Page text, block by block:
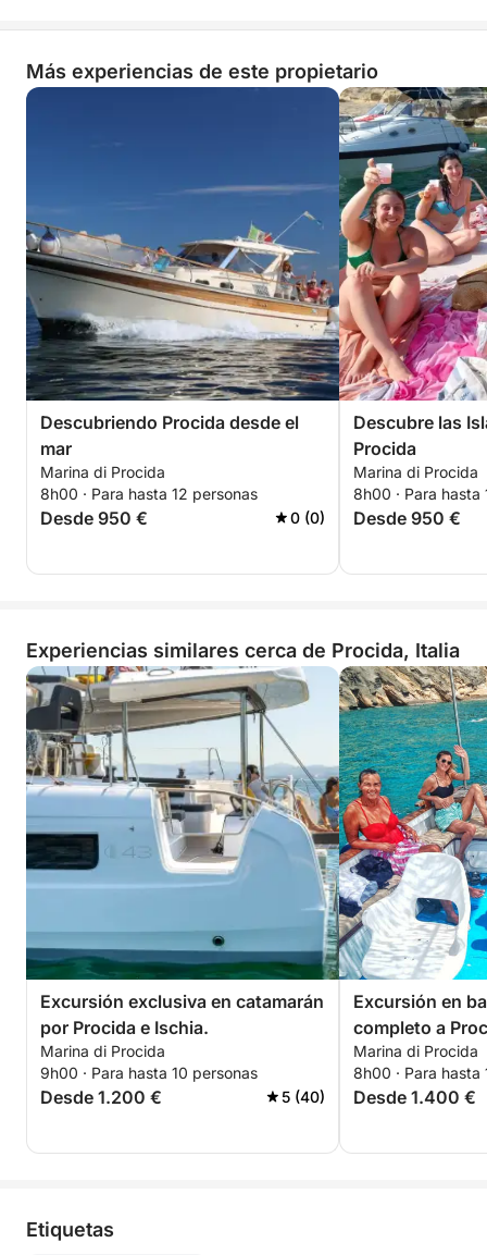
Más experiencias de este propietario
Descubriendo Procida desde el
mar
Marina di Procida
8h00 · Para hasta 12 personas
Desde 950 € 0 (0)
Descubre las
Procida
Marina di Procida
8h00 · Para hasta
Desde 950 €
Experiencias similares cerca de Procida, Italia
Excursión exclusiva en catamarán
por Procida e Ischia.
Marina di Procida
9h00 · Para hasta 10 personas
Desde 1.200 € 5 (40)
Excursión en
completo a
desde
Procida-
petición
Marina di Procida
8h00 · Para hasta
Desde 1.400 €
Etiquetas